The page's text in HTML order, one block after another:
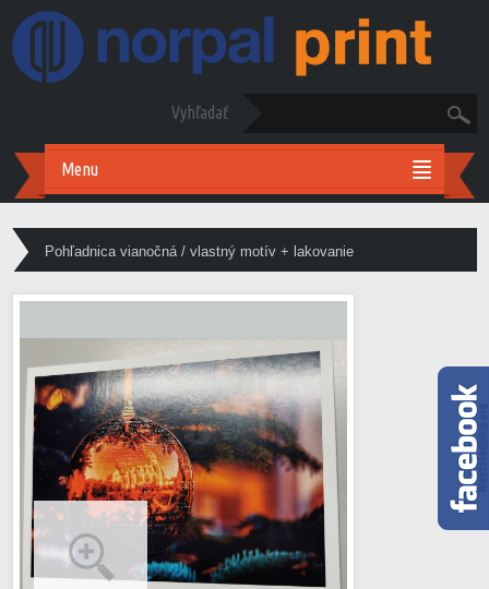
Vyhľadať
Menu
Pohľadnica vianočná / vlastný motív + lakovanie